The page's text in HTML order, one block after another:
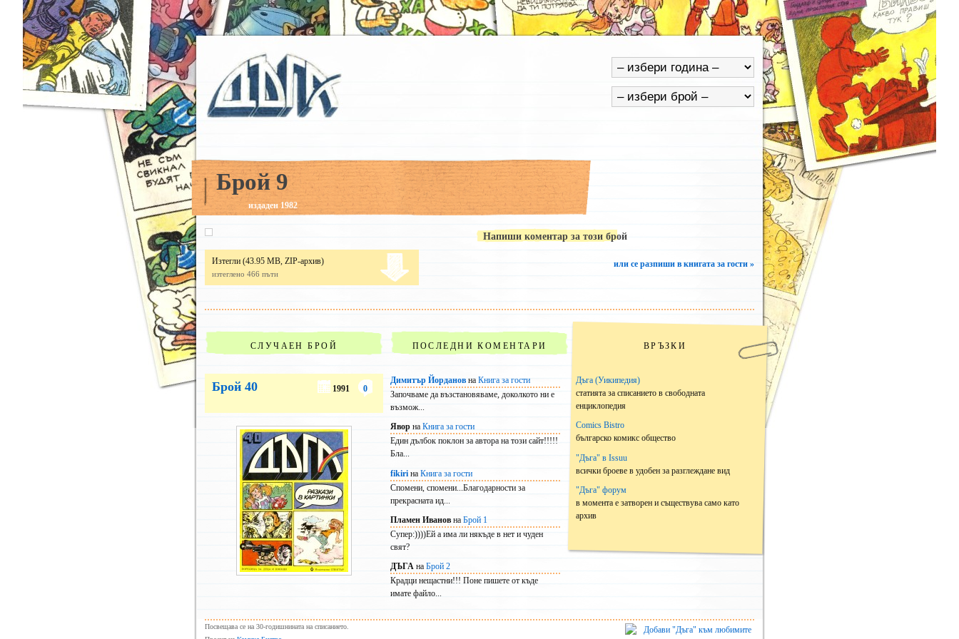
Брой 9
издаден 1982
Изтегли (43.95 MB, ZIP-архив)
изтеглено 466 пъти
Напиши коментар за този брой
или се разпиши в книгата за гости »
СЛУЧАЕН БРОЙ
Брой 40 1991 0
ПОСЛЕДНИ КОМЕНТАРИ
Димитър Йорданов на Книга за гости
Започваме да възстановяваме, доколкото ни е
възмож...
Явор на Книга за гости
Един дълбок поклон за автора на този сайт!!!!!
Бла...
fikiri на Книга за гости
Спомени, спомени...Благодарности за
прекрасната ид...
Пламен Иванов на Брой 1
Супер:))))Ей а има ли някъде в нет и чуден
свят?
ДЪГА на Брой 2
Крадци нещастни!!! Поне пишете от къде
имате файло...
ВРЪЗКИ
Дъга (Уикипедия)
статията за списанието в свободната
енциклопедия
Comics Bistro
българско комикс общество
"Дъга" в Issuu
всички броеве в удобен за разглеждане вид
"Дъга" форум
в момента е затворен и съществува само като
архив
Посвещава се на 30-годишнината на списанието.